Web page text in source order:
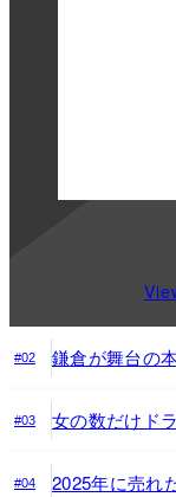
#02 鎌倉が舞台の
#03 女の数だけド
#04 2025年に売れ